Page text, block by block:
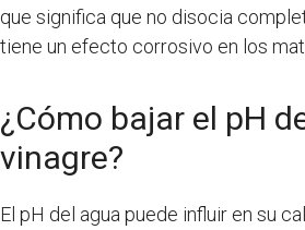
que significa que no disocia
tiene un efecto corrosivo en los
¿Cómo bajar el pH
vinagre?
El pH del agua puede influir en su